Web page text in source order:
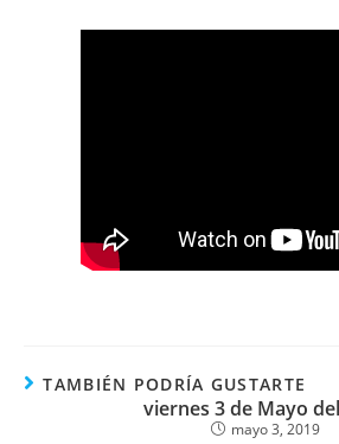
TAMBIÉN PODRÍA GUSTARTE
viernes 3 de Mayo
mayo 3, 2019